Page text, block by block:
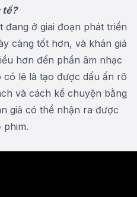
tế?
đang ở giai đoạn phát triển
càng tốt hơn, và khán giả
hơn đến phần âm nhạc
lẽ là tạo được dấu ấn rõ
và cách kể chuyện bằng
giả có thể nhận ra được
phim.